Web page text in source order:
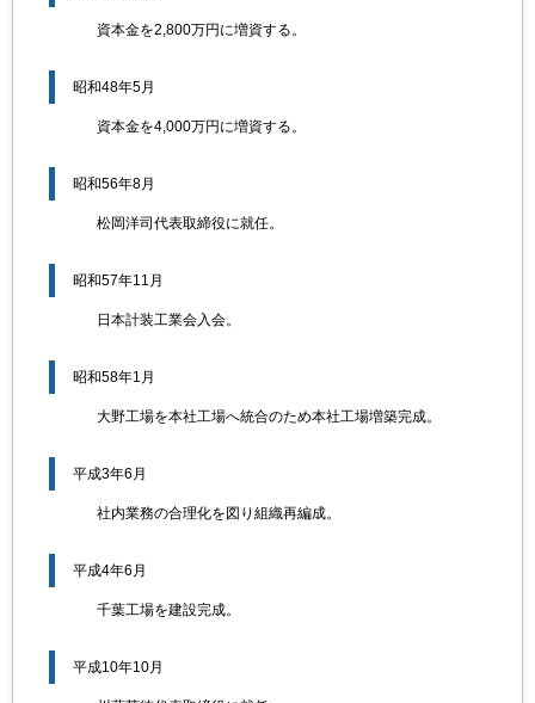
資本金を2,800万円に増資する。
昭和48年5月
資本金を4,000万円に増資する。
昭和56年8月
松岡洋司代表取締役に就任。
昭和57年11月
日本計装工業会入会。
昭和58年1月
大野工場を本社工場へ統合のため本社工場増築完成。
平成3年6月
社内業務の合理化を図り組織再編成。
平成4年6月
千葉工場を建設完成。
平成10年10月